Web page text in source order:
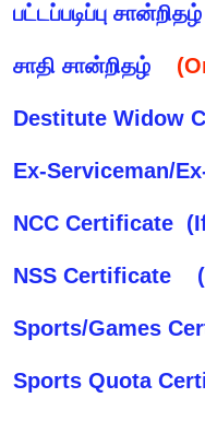
பட்டப்படிப்பு
சாதி சான்றிதழ்
Destitute Widow
Ex-Serviceman/
NCC Certificate
NSS Certificate
Sports/Games
Sports Quota